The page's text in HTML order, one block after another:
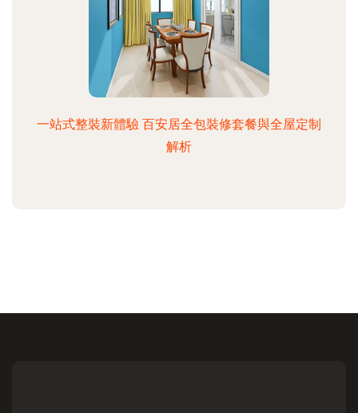
一站式整裝新體驗 百安居全包裝修套餐與全屋定制
解析